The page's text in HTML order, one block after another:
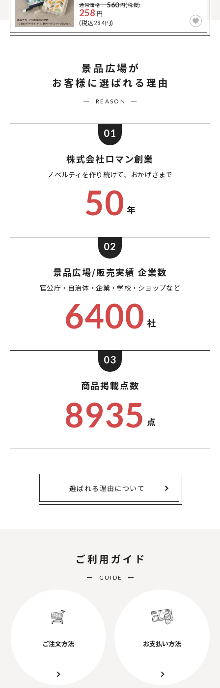
通常価格： 560円(税抜)
258 円
(税込284円)
景品広場が
お客様に選ばれる理由
REASON
01
株式会社ロマン創業
ノベルティを作り続けて、 おかげさまで
50 年
02
景品広場/販売実績 企業数
官公庁・自治体・企業・学校・ショップなど
6400 社
03
商品掲載点数
8935 点
選ばれる理由について
ご利用ガイド
GUIDE
ご注文方法 お支払い方法